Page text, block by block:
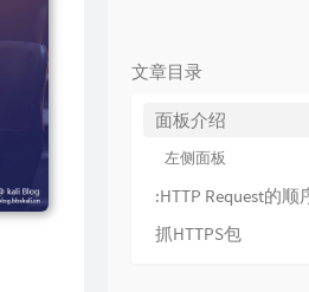
文章目录
面板介绍
左侧面板
抓HTTPS包